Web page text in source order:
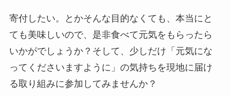
寄付したい。とかそんな目的なくても、本当にと
ても美味しいので、是非食べて元気をもらったら
いかがでしょうか？そして、少しだけ「元気にな
ってくださいますように」の気持ちを現地に届け
る取り組みに参加してみませんか？